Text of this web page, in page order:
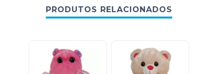
PRODUTOS RELACIONADOS